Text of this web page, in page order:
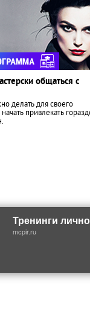
общаться с
делать для своего
привлекать
Тренинги
mcpir.ru